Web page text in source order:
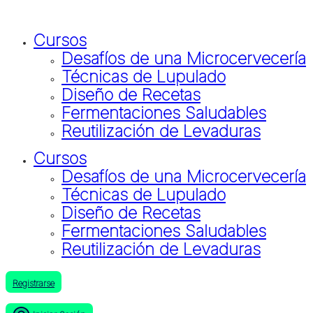
contenido
Cursos
Desafíos de una Microcervecería
Técnicas de Lupulado
Diseño de Recetas
Fermentaciones Saludables
Reutilización de Levaduras
Cursos
Desafíos de una Microcervecería
Técnicas de Lupulado
Diseño de Recetas
Fermentaciones Saludables
Reutilización de Levaduras
Registrarse